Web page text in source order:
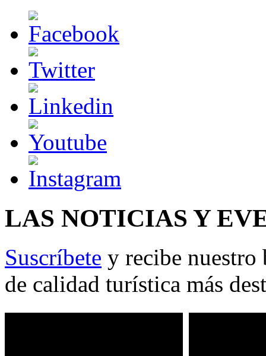
LAS NOTICIAS Y
Suscríbete y recibe nuestro
de calidad turística más